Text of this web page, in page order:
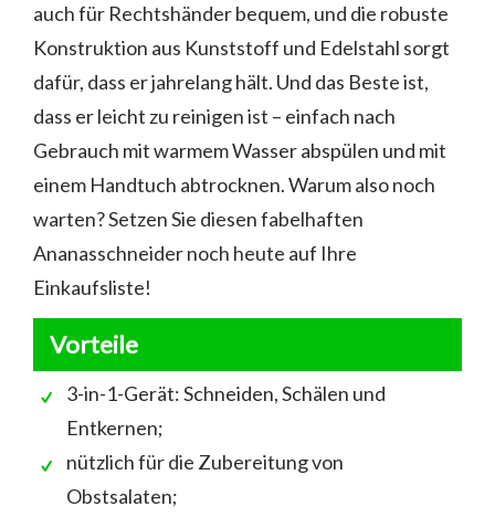
auch für Rechtshänder bequem, und die robuste
Konstruktion aus Kunststoff und Edelstahl sorgt
dafür, dass er jahrelang hält. Und das Beste ist,
dass er leicht zu reinigen ist – einfach nach
Gebrauch mit warmem Wasser abspülen und mit
einem Handtuch abtrocknen. Warum also noch
warten? Setzen Sie diesen fabelhaften
Ananasschneider noch heute auf Ihre
Einkaufsliste!
Vorteile
3-in-1-Gerät: Schneiden, Schälen und
Entkernen;
nützlich für die Zubereitung von
Obstsalaten;